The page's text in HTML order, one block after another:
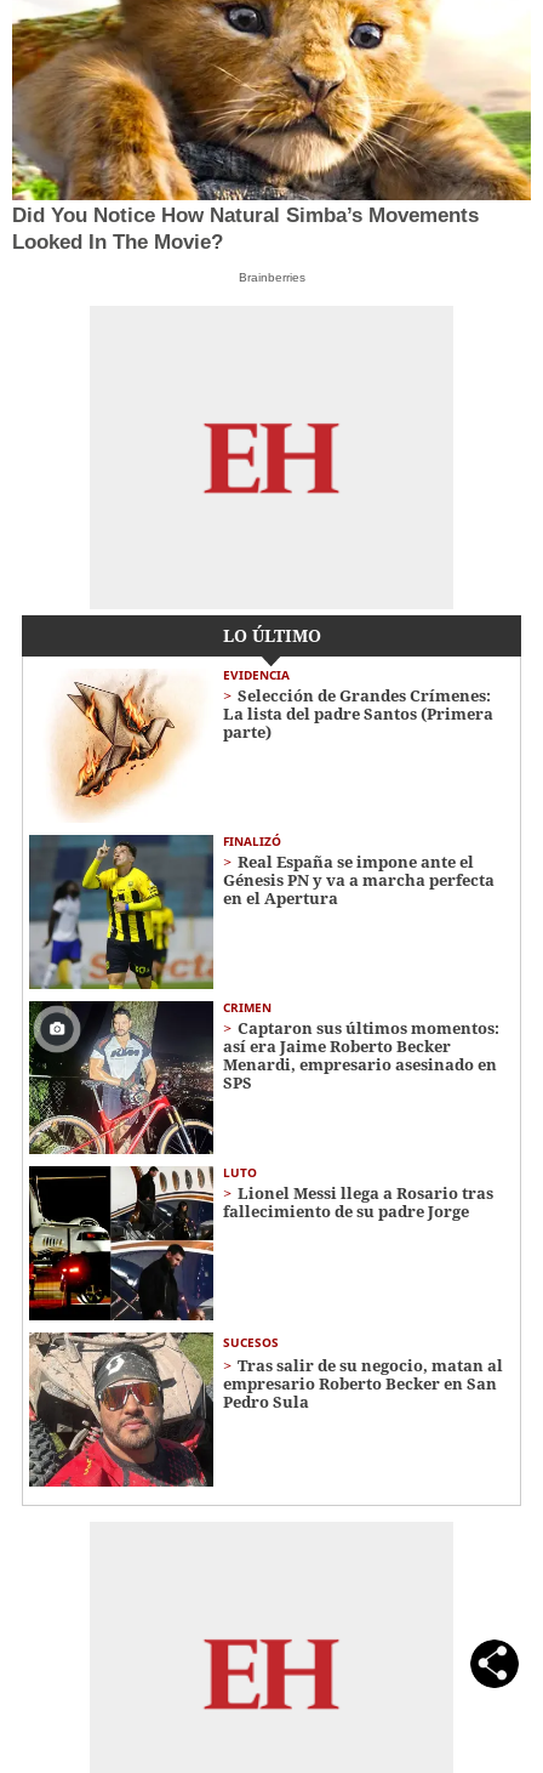
Did You Notice How Natural Simba’s Movements
Looked In The Movie?
Brainberries
LO ÚLTIMO
EVIDENCIA
Selección de Grandes Crímenes:
La lista del padre Santos (Primera
parte)
FINALIZÓ
Real España se impone ante el
Génesis PN y va a marcha perfecta
en el Apertura
CRIMEN
Captaron sus últimos momentos:
así era Jaime Roberto Becker
Menardi​​​, empresario asesinado en
SPS
LUTO
Lionel Messi llega a Rosario tras
fallecimiento de su padre Jorge
SUCESOS
Tras salir de su negocio, matan al
empresario Roberto Becker en San
Pedro Sula